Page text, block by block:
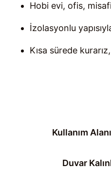
Hobi evi, ofis,
İzolasyonlu
Kısa sürede
Kullanım
Duvar